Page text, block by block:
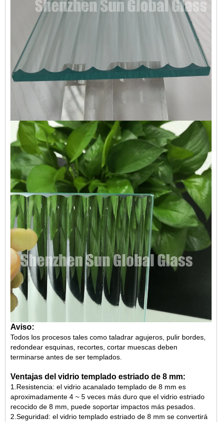
Aviso:
Todos los procesos tales como taladrar agujeros, pulir bordes,
redondear esquinas, recortes, cortar muescas deben
terminarse antes de ser templados.
Ventajas del vidrio templado estriado de 8 mm:
1.Resistencia: el vidrio acanalado templado de 8 mm es
aproximadamente 4 ~ 5 veces más duro que el vidrio estriado
recocido de 8 mm, puede soportar impactos más pesados.
2.Seguridad: el vidrio templado estriado de 8 mm se convertirá